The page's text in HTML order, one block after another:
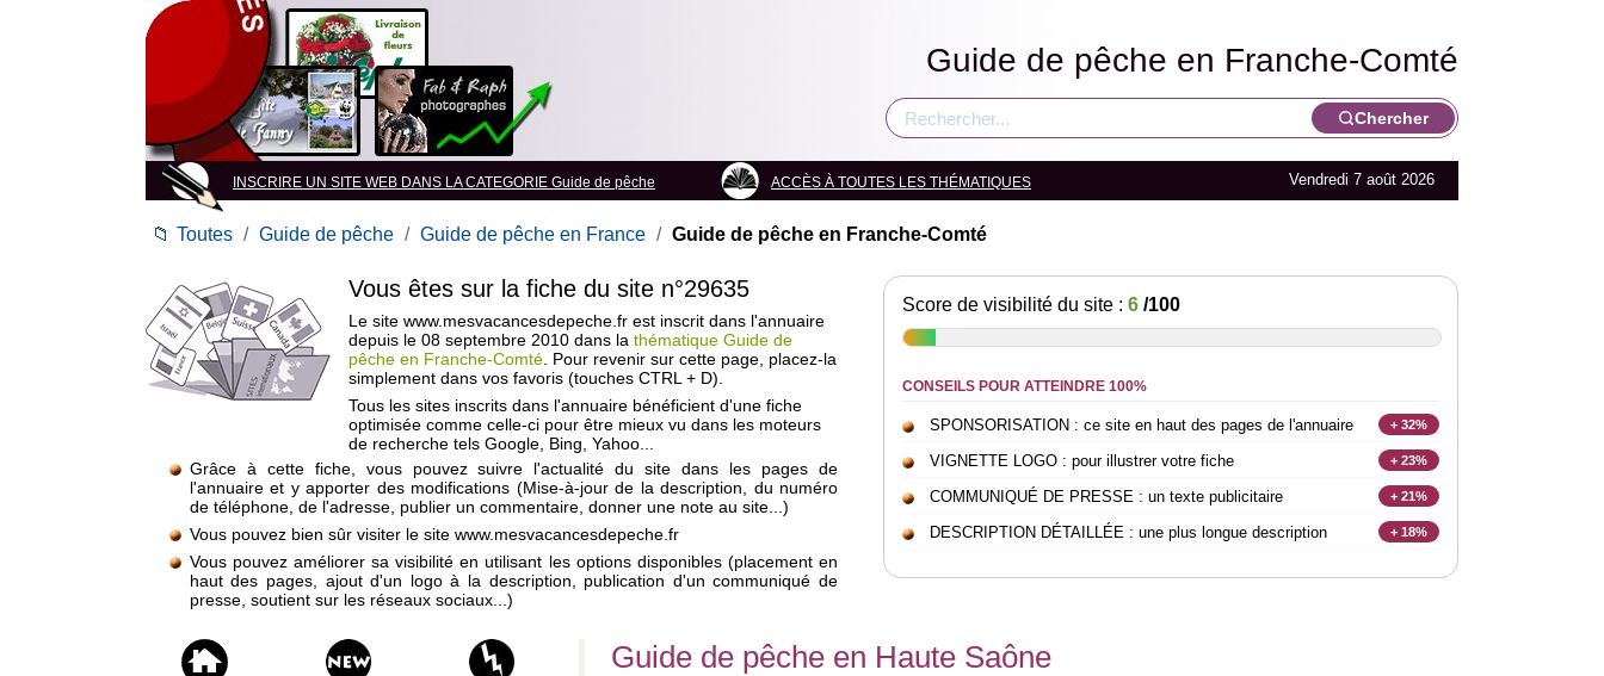
Guide de pêche en Franche-Comté
Chercher
INSCRIRE UN SITE WEB DANS LA CATEGORIE Guide de pêche ACCÈS À TOUTES LES THÉMATIQUES Vendredi 7 août 2026
📁 Toutes / Guide de pêche / Guide de pêche en France / Guide de pêche en Franche-Comté
Vous êtes sur la fiche du site n°29635
Le site www.mesvacancesdepeche.fr est inscrit dans l'annuaire
depuis le 08 septembre 2010 dans la thématique Guide de
pêche en Franche-Comté . Pour revenir sur cette page, placez-la
simplement dans vos favoris (touches CTRL + D).
Tous les sites inscrits dans l'annuaire bénéficient d'une fiche
optimisée comme celle-ci pour être mieux vu dans les moteurs
de recherche tels Google, Bing, Yahoo...
Grâce à cette fiche, vous pouvez suivre l'actualité du site dans les pages de
l'annuaire et y apporter des modifications (Mise-à-jour de la description, du numéro
de téléphone, de l'adresse, publier un commentaire, donner une note au site...)
Vous pouvez bien sûr visiter le site www.mesvacancesdepeche.fr
Vous pouvez améliorer sa visibilité en utilisant les options disponibles (placement en
haut des pages, ajout d'un logo à la description, publication d'un communiqué de
presse, soutient sur les réseaux sociaux...)
Score de visibilité du site : 6 /100
CONSEILS POUR ATTEINDRE 100%
SPONSORISATION : ce site en haut des pages de l'annuaire + 32%
VIGNETTE LOGO : pour illustrer votre fiche + 23%
COMMUNIQUÉ DE PRESSE : un texte publicitaire + 21%
DESCRIPTION DÉTAILLÉE : une plus longue description + 18%
Guide de pêche en Haute Saône